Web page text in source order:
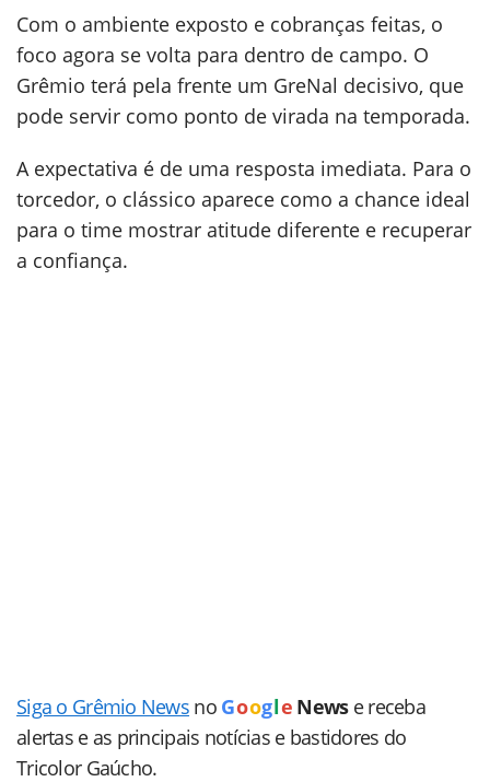
Com o ambiente exposto e cobranças feitas, o
foco agora se volta para dentro de campo. O
Grêmio terá pela frente um GreNal decisivo, que
pode servir como ponto de virada na temporada.
A expectativa é de uma resposta imediata. Para o
torcedor, o clássico aparece como a chance ideal
para o time mostrar atitude diferente e recuperar
a confiança.
Siga o Grêmio News no Goog le News e receba
alertas e as principais notícias e bastidores do
Tricolor Gaúcho.